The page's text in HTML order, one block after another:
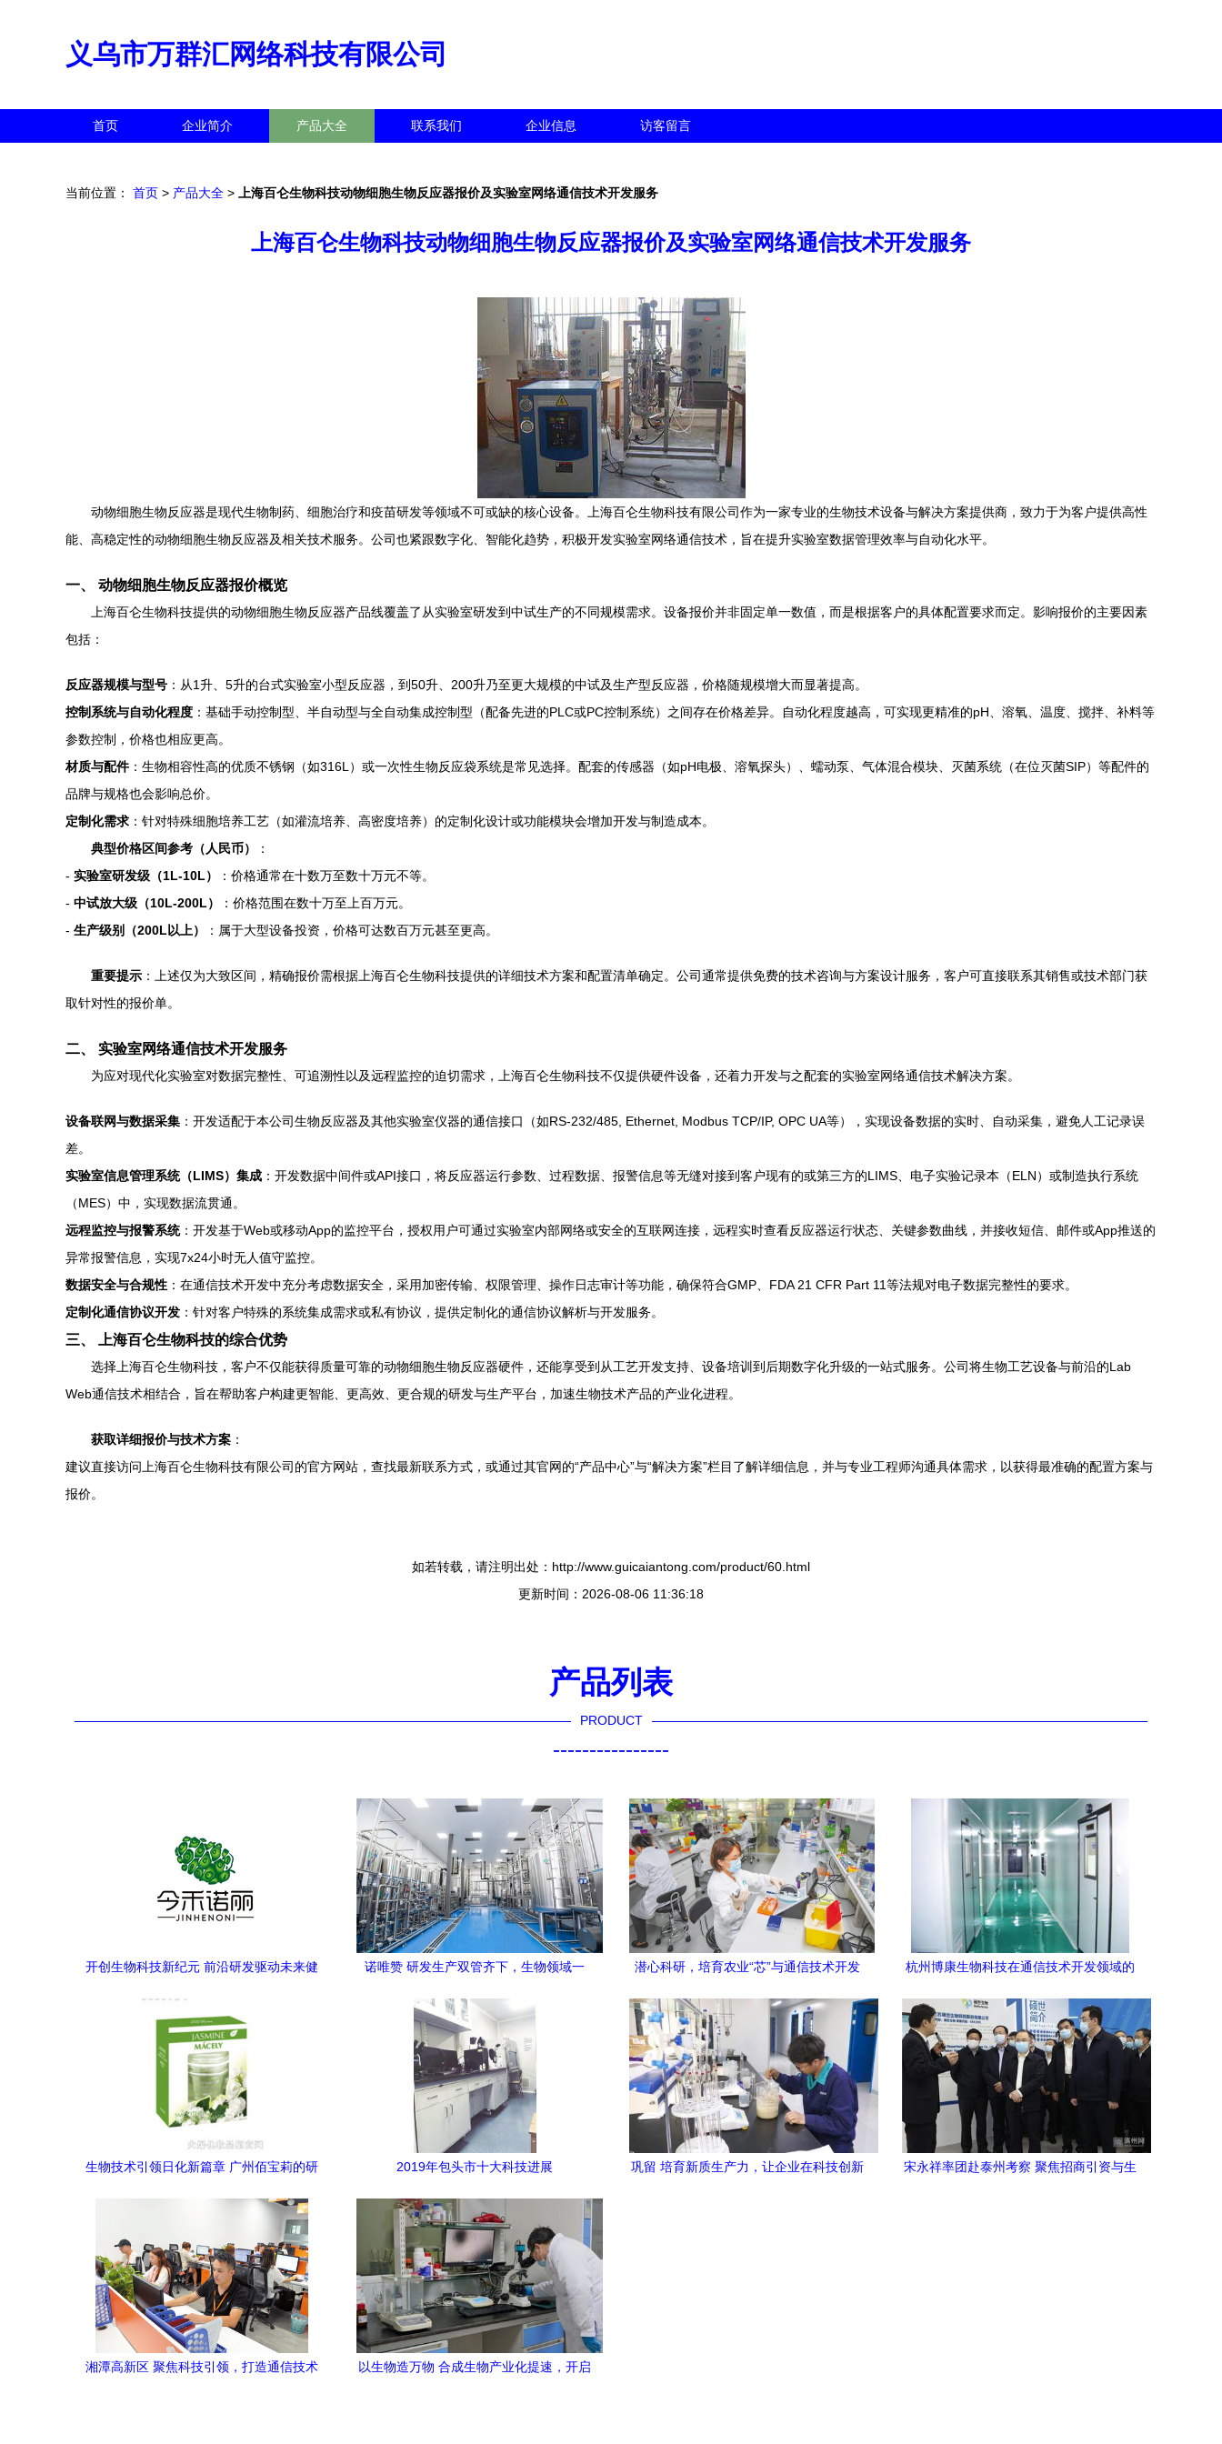
义乌市万群汇网络科技有限公司
首页 企业简介 产品大全 联系我们 企业信息 访客留言
当前位置： 首页 > 产品大全 > 上海百仑生物科技动物细胞生物反应器报价及实验室网络通信技术开发服务
上海百仑生物科技动物细胞生物反应器报价及实验室网络通信技术开发服务
动物细胞生物反应器是现代生物制药、细胞治疗和疫苗研发等领域不可或缺的核心设备。上海百仑生物科技有限公司作为一家专业的生物技术设备与解决方案提供商，致力于为客户提供高性
能、高稳定性的动物细胞生物反应器及相关技术服务。公司也紧跟数字化、智能化趋势，积极开发实验室网络通信技术，旨在提升实验室数据管理效率与自动化水平。
一、 动物细胞生物反应器报价概览
上海百仑生物科技提供的动物细胞生物反应器产品线覆盖了从实验室研发到中试生产的不同规模需求。设备报价并非固定单一数值，而是根据客户的具体配置要求而定。影响报价的主要因素
包括：
反应器规模与型号 ：从1升、5升的台式实验室小型反应器，到50升、200升乃至更大规模的中试及生产型反应器，价格随规模增大而显著提高。
控制系统与自动化程度 ：基础手动控制型、半自动型与全自动集成控制型（配备先进的PLC或PC控制系统）之间存在价格差异。自动化程度越高，可实现更精准的pH、溶氧、温度、搅拌、补料等
参数控制，价格也相应更高。
材质与配件：生物相容性高的优质不锈钢（如316L）或一次性生物反应袋系统是常见选择。配套的传感器（如pH电极、溶氧探头）、蠕动泵、气体混合模块、灭菌系统（在位灭菌SIP）等配件的
品牌与规格也会影响总价。
定制化需求 ：针对特殊细胞培养工艺（如灌流培养、高密度培养）的定制化设计或功能模块会增加开发与制造成本。
典型价格区间参考（人民币）
：
- 实验室研发级（1L-10L）
：价格通常在十数万至数十万元不等。
- 中试放大级（10L-200L）
：价格范围在数十万至上百万元。
- 生产级别（200L以上） ：属于大型设备投资，价格可达数百万元甚至更高。
重要提示 ：上述仅为大致区间，精确报价需根据上海百仑生物科技提供的详细技术方案和配置清单确定。公司通常提供免费的技术咨询与方案设计服务，客户可直接联系其销售或技术部门获
取针对性的报价单。
二、 实验室网络通信技术开发服务
为应对现代化实验室对数据完整性、可追溯性以及远程监控的迫切需求，上海百仑生物科技不仅提供硬件设备，还着力开发与之配套的实验室网络通信技术解决方案。
设备联网与数据采集 ：开发适配于本公司生物反应器及其他实验室仪器的通信接口（如RS-232/485, Ethernet, Modbus TCP/IP, OPC UA等），实现设备数据的实时、自动采集，避免人工记录误
差。
实验室信息管理系统（LIMS）集成 ：开发数据中间件或API接口，将反应器运行参数、过程数据、报警信息等无缝对接到客户现有的或第三方的LIMS、电子实验记录本（ELN）或制造执行系统
（MES）中，实现数据流贯通。
远程监控与报警系统：开发基于Web或移动App的监控平台，授权用户可通过实验室内部网络或安全的互联网连接，远程实时查看反应器运行状态、关键参数曲线，并接收短信、邮件或App推送的
异常报警信息，实现7x24小时无人值守监控。
数据安全与合规性 ：在通信技术开发中充分考虑数据安全，采用加密传输、权限管理、操作日志审计等功能，确保符合GMP、FDA 21 CFR Part 11等法规对电子数据完整性的要求。
定制化通信协议开发 ：针对客户特殊的系统集成需求或私有协议，提供定制化的通信协议解析与开发服务。
三、 上海百仑生物科技的综合优势
选择上海百仑生物科技，客户不仅能获得质量可靠的动物细胞生物反应器硬件，还能享受到从工艺开发支持、设备培训到后期数字化升级的一站式服务。公司将生物工艺设备与前沿的Lab
Web通信技术相结合，旨在帮助客户构建更智能、更高效、更合规的研发与生产平台，加速生物技术产品的产业化进程。
获取详细报价与技术方案 ：
建议直接访问上海百仑生物科技有限公司的官方网站，查找最新联系方式，或通过其官网的“产品中心”与“解决方案”栏目了解详细信息，并与专业工程师沟通具体需求，以获得最准确的配置方案与
报价。
如若转载，请注明出处：http://www.guicaiantong.com/product/60.html
更新时间：2026-08-06 11:36:18
产品列表
PRODUCT
----------------
开创生物科技新纪元 前沿研发驱动未来健
诺唯赞 研发生产双管齐下，生物领域一
潜心科研，培育农业“芯”与通信技术开发
杭州博康生物科技在通信技术开发领域的
生物技术引领日化新篇章 广州佰宝莉的研
2019年包头市十大科技进展
巩留 培育新质生产力，让企业在科技创新
宋永祥率团赴泰州考察 聚焦招商引资与生
湘潭高新区 聚焦科技引领，打造通信技术
以生物造万物 合成生物产业化提速，开启